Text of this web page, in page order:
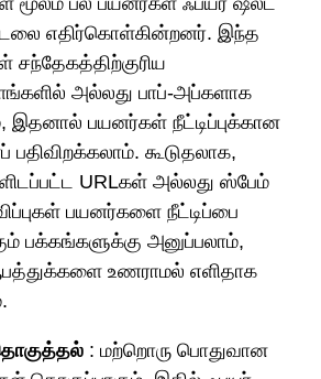
எதிர்கொள்கின்றனர். இந்த
சந்தேகத்திற்குரிய
அல்லது பாப்-அப்களாக
பயனர்கள் நீட்டிப்புக்கான
கூடுதலாக,
URLகள் அல்லது ஸ்பேம்
பயனர்களை நீட்டிப்பை
பக்கங்களுக்கு அனுப்பலாம்,
உணராமல் எளிதாக
: மற்றொரு பொதுவான